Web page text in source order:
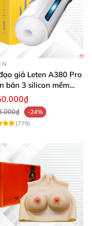
giả Leten A380 Pro
bản 3 silicon mềm
thích
-24%
(779)